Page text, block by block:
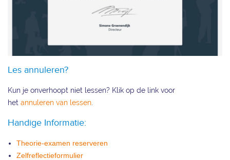
Les annuleren?
Kun je onverhoopt niet lessen? Klik op de link voor
het annuleren van lessen
Handige Informatie:
Theorie-examen reserveren
Zelfreflectieformulier